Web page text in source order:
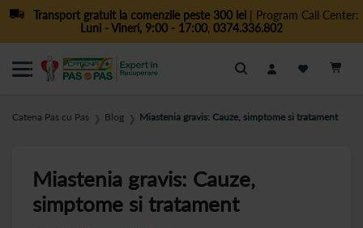
Transport gratuit la comenzile peste 300 lei| Program Call Center:
Luni - Vineri, 9:00 - 17:00, 0374.336.802
Cautare
Catena Pas cu Pas ❯ Blog ❯ Miastenia gravis: Cauze, simptome si tratament
Miastenia gravis: Cauze,
simptome si tratament